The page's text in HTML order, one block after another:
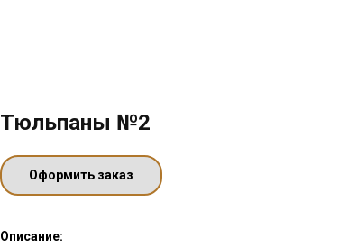
Тюльпаны №2
Оформить заказ
Описание: